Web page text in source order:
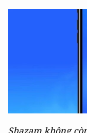
Shazam không